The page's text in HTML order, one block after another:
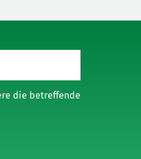
die betreffende